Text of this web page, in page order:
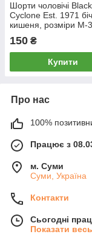
Шорти чоловічі Black
Cyclone Est. 1971
кишеня, розміри M-
сині, 0005
150 ₴
Купити
Про нас
100%
Працює з
м. Суми
Суми, Україна
Контакти
Сьогодні
Показати